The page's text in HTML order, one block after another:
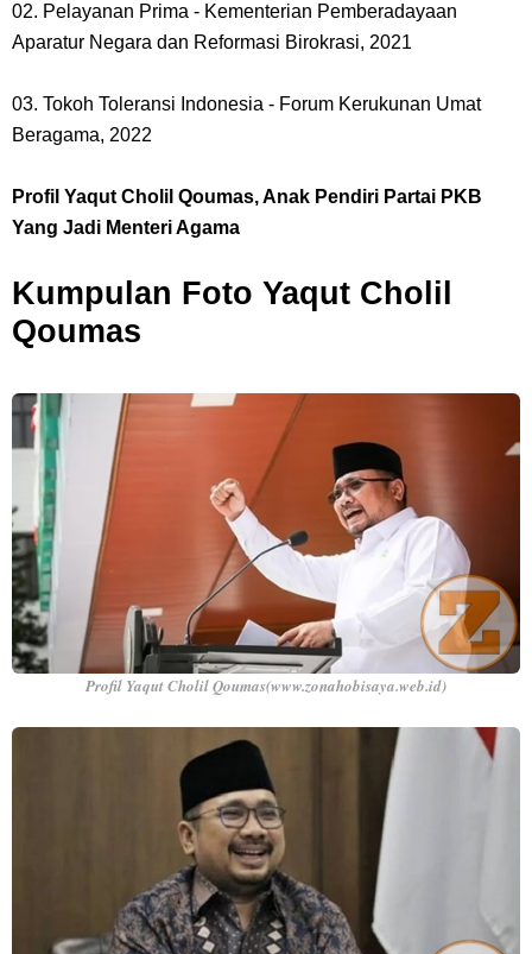
02. Pelayanan Prima - Kementerian Pemberadayaan
Aparatur Negara dan Reformasi Birokrasi, 2021
03. Tokoh Toleransi Indonesia - Forum Kerukunan Umat
Beragama, 2022
Profil Yaqut Cholil Qoumas, Anak Pendiri Partai PKB
Yang Jadi Menteri Agama
Kumpulan Foto Yaqut Cholil
Qoumas
Profil Yaqut Cholil Qoumas(www.zonahobisaya.web.id)